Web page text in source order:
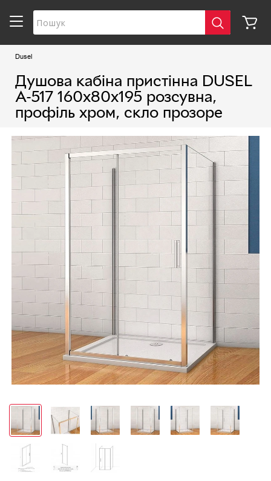
Dusel
Душова кабіна пристінна DUSEL
A-517 160х80х195 розсувна,
профіль хром, скло прозоре